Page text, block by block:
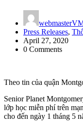
Press Releases,
April 27, 2020
0 Comments
Theo tin của quận
Senior Planet
lớp học miễn phí trên
cho đến ngày 1 tháng 5